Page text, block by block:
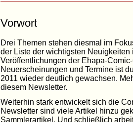
Vorwort
Drei Themen stehen diesmal im
der Liste der wichtigsten
Veröffentlichungen der Ehapa-
Neuerscheinungen und Termine ist
2011 wieder deutlich gewachsen.
diesem Newsletter.
Weiterhin stark entwickelt sich die
Newsletter sind viele Artikel hinzu
Sammlerartikel. Und schließlich